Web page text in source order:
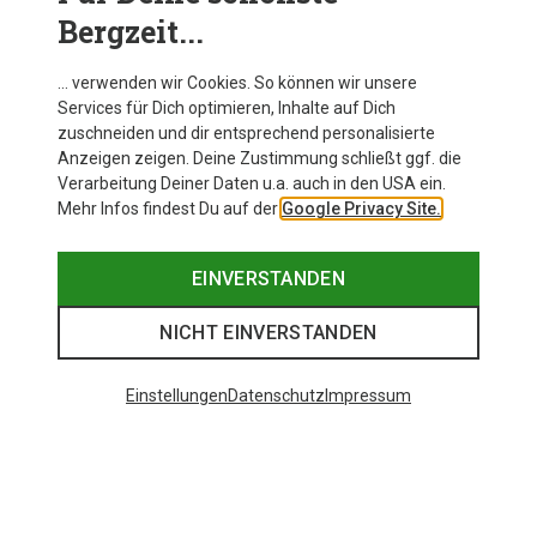
Bergzeit...
… verwenden wir Cookies. So können wir unsere
Services für Dich optimieren, Inhalte auf Dich
zuschneiden und dir entsprechend personalisierte
Anzeigen zeigen. Deine Zustimmung schließt ggf. die
Verarbeitung Deiner Daten u.a. auch in den USA ein.
Mehr Infos findest Du auf der Google Privacy Site.
EINVERSTANDEN
NICHT EINVERSTANDEN
EinstellungenDatenschutz Impressum